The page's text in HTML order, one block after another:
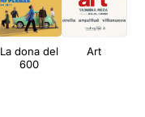
La dona del
600
Art